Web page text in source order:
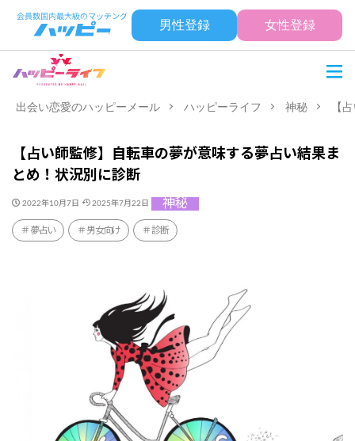
男性登録 女性登録
出会い恋愛のハッピーメール ハッピーライフ 神秘 【
【占い師監修】自転車の夢が意味する夢占い結果ま
とめ！状況別に診断
2022年10月7日 2025年7月22日 神秘
夢占い 男女向け 診断